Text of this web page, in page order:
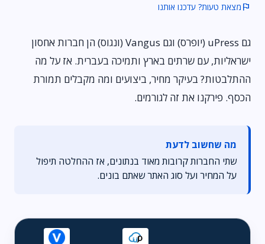
flag מצאת טעות? עדכנו אותנו
גם uPress (יופרס) וגם Vangus (ונגוס) הן חברות אחסון
ישראליות, עם שרתים בארץ ותמיכה בעברית. אז על מה
ההתלבטות? בעיקר מחיר, ביצועים ומה מקבלים תמורת
הכסף. פירקנו את זה לגורמים.
מה שחשוב לדעת
שתי החברות קרובות מאוד בנתונים, אז ההחלטה תיפול
על המחיר ועל סוג האתר שאתם בונים.